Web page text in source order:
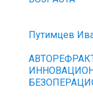
Путимцев